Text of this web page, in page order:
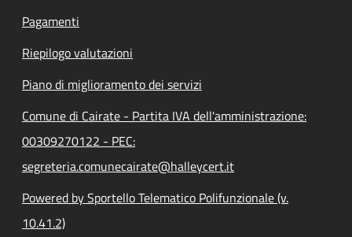
Pagamenti
Riepilogo valutazioni
Piano di miglioramento dei servizi
Comune di Cairate - Partita IVA dell'amministrazione:
00309270122 - PEC:
segreteria.comunecairate@halleycert.it
Powered by Sportello Telematico Polifunzionale (v.
10.41.2)